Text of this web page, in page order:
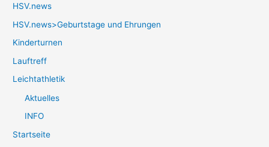
HSV.news
HSV.news>Geburtstage und Ehrungen
Kinderturnen
Lauftreff
Leichtathletik
Aktuelles
INFO
Startseite